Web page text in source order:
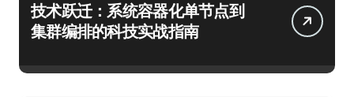
技术跃迁：系统容器化单节点到
集群编排的科技实战指南